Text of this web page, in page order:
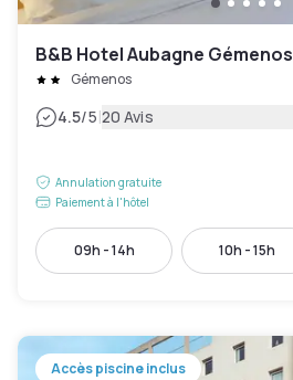
B&B Hotel Aubagne Gémenos
Gémenos
4.5/5|20 Avis
Annulation gratuite
Paiement à l'hôtel
09h - 14h 10h - 15h
Accès piscine inclus